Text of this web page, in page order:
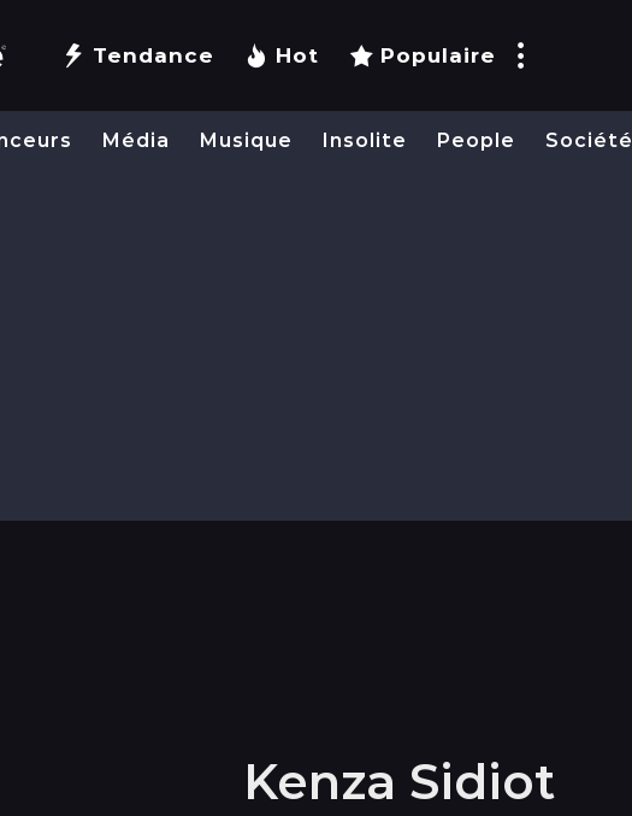
Tendance Hot Populaire
Média Musique Insolite People Société
Kenza Sidiot